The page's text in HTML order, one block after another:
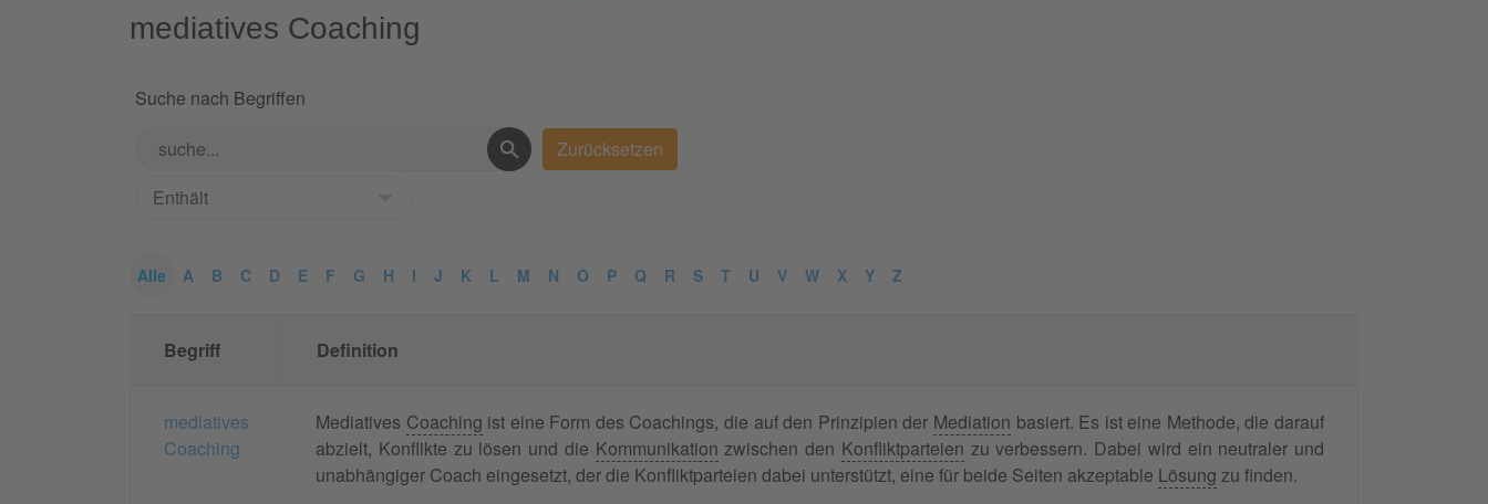
mediatives Coaching
Suche nach Begriffen
Alle A B C D E F G H I J K L M N O P Q R S T U V W X Y Z
Begriff Definition
mediatives
Coaching
Mediatives Coaching ist eine Form des Coachings, die auf den Prinzipien der Mediation basiert. Es ist eine Methode, die darauf
abzielt, Konflikte zu lösen und die Kommunikation zwischen den Konfliktparteien zu verbessern. Dabei wird ein neutraler und
unabhängiger Coach eingesetzt, der die Konfliktparteien dabei unterstützt, eine für beide Seiten akzeptable Lösung zu finden.